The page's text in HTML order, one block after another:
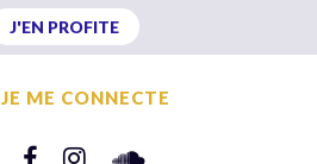
J'EN PROFITE
JE ME CONNECTE